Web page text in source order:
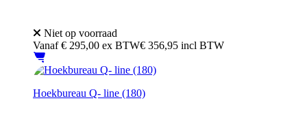
Niet op voorraad
Vanaf€ 295,00 ex BTW€ 356,95 incl BTW
Hoekbureau Q- line (180)